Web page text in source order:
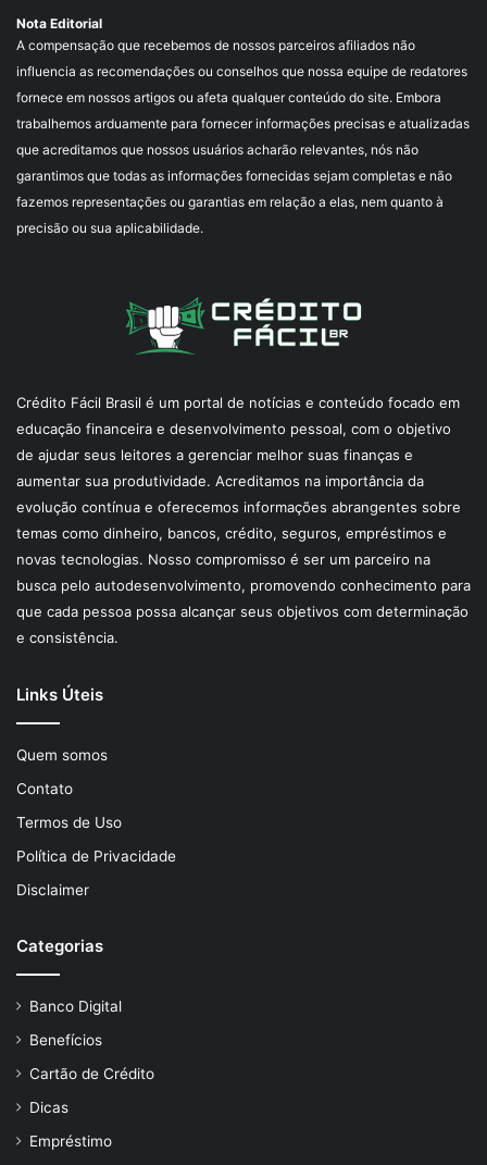
Nota Editorial
A compensação que recebemos de nossos parceiros afiliados não
influencia as recomendações ou conselhos que nossa equipe de redatores
fornece em nossos artigos ou afeta qualquer conteúdo do site. Embora
trabalhemos arduamente para fornecer informações precisas e atualizadas
que acreditamos que nossos usuários acharão relevantes, nós não
garantimos que todas as informações fornecidas sejam completas e não
fazemos representações ou garantias em relação a elas, nem quanto à
precisão ou sua aplicabilidade.
Crédito Fácil Brasil é um portal de notícias e conteúdo focado em
educação financeira e desenvolvimento pessoal, com o objetivo
de ajudar seus leitores a gerenciar melhor suas finanças e
aumentar sua produtividade. Acreditamos na importância da
evolução contínua e oferecemos informações abrangentes sobre
temas como dinheiro, bancos, crédito, seguros, empréstimos e
novas tecnologias. Nosso compromisso é ser um parceiro na
busca pelo autodesenvolvimento, promovendo conhecimento para
que cada pessoa possa alcançar seus objetivos com determinação
e consistência.
Links Úteis
Quem somos
Contato
Termos de Uso
Política de Privacidade
Disclaimer
Categorias
Banco Digital
Benefícios
Cartão de Crédito
Dicas
Empréstimo